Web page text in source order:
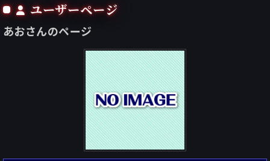
ユーザーページ
あおさんのページ